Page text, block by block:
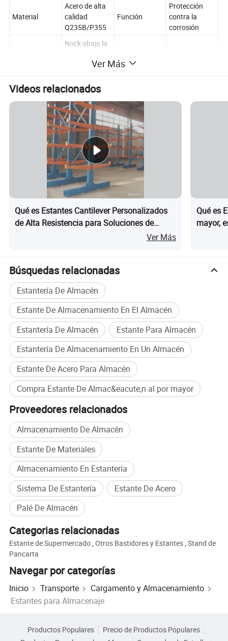
Material
Acero de alta
calidad
Q235B/P355
Función
Protección
contra la
corrosión
La estructura
Nock abajo la
montar,
conveniente
entrega.
OEM Disponible
Varios niveles
de estantería
La
certificación
La movilidad Ajustable
Período de
garantía
aftersale
Personalizar(t
amaños
específicas de
almacenamien
to)
Capas
Puede ser
personalizado
Paquete de
transporte
Envasados en
paquetes con
palets Plwood
La capacidad
de carga
300-
2000kgs/arm
La
especificación
Personalizar
El tiempo de
entrega
5-20 días Origen
de Shandong,
China
El color
Adaptado a
sus
necesidades.
El código HS
El diseño
Dibujo CAD
Professional
de producción
El embalaje y entrega
Embalaje: envuelto en plástico de burbujas, encerrado en el papel
de estraza, cubierto con plástico, y se coloca en un palet de
madera.
Transporte: Los productos son cargados en contenedores para su
Ver Más
Videos relacionados
Qué es Estantes Cantilever Personalizados
de Alta Resistencia para Soluciones de
Almacenamiento Eficientes en Almacenes
Ver Más
Qué es
mayor,
Búsquedas relacionadas
Estantería De Almacén
Estante De Almacenamiento En El Almacén
Estantería De Almacén
Estante Para Almacén
Estantería De Almacenamiento En Un Almacén
Estante De Acero Para Almacén
Compra Estante De Almac&eacute;n al por mayor
Proveedores relacionados
Almacenamiento De Almacén
Estante De Materiales
Almacenamiento En Estantería
Sistema De Estantería
Estante De Acero
Palé De Almacén
Categorias relacionadas
Estante de Supermercado,Otros Bastidores y Estantes,Stand de
Pancarta
Navegar por categorías
Inicio Transporte
Cargamento y Almacenamiento
Estantes para Almacenaje
Productos Populares
Precio de Productos Populares